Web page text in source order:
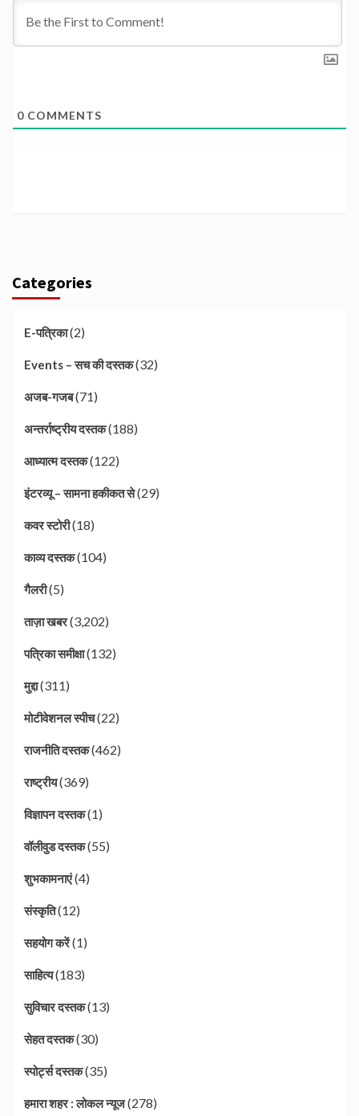
0 COMMENTS
Categories
E-पत्रिका(2)
Events – सच की दस्तक(32)
अजब-गजब(71)
अन्तर्राष्ट्रीय दस्तक(188)
आध्यात्म दस्तक(122)
इंटरव्यू – सामना हकीकत से(29)
कवर स्टोरी(18)
काव्य दस्तक(104)
गैलरी(5)
ताज़ा खबर(3,202)
पत्रिका समीक्षा(132)
मुद्दा(311)
मोटीवेशनल स्पीच(22)
राजनीति दस्तक(462)
राष्ट्रीय(369)
विज्ञापन दस्तक(1)
वॉलीवुड दस्तक(55)
शुभकामनाएं(4)
संस्कृति(12)
सहयोग करें(1)
साहित्य(183)
सुविचार दस्तक(13)
सेहत दस्तक(30)
स्पोर्ट्स दस्तक(35)
हमारा शहर : लोकल न्यूज(278)